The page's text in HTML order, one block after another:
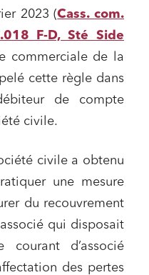
2023 (Cass. com.
F-D, Sté Side
commerciale de la
cette règle dans
de compte
civile.
civile a obtenu
une mesure
du recouvrement
qui disposait
d’associé
des pertes